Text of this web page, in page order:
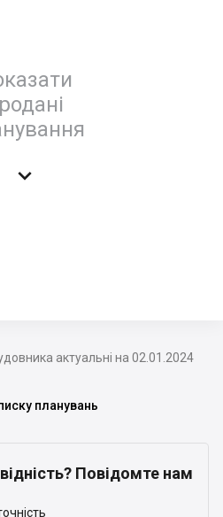

актуальні на 02.01.2024
планувань
Повідомте нам